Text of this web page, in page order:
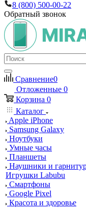
8 (800) 500-00-22
Обратный звонок
Сравнение0
Отложенные 0
Корзина 0
Каталог
Apple iPhone
Samsung Galaxy
Ноутбуки
Умные часы
Планшеты
Наушники и
Игрушки Labubu
Смартфоны
Google Pixel
Красота и здоровье